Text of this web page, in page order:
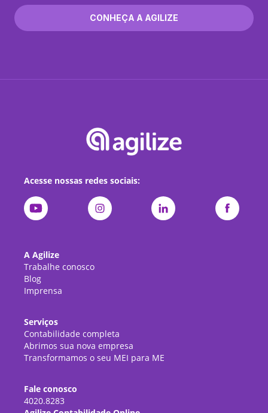
CONHEÇA A AGILIZE
Acesse nossas redes sociais:
A Agilize
Trabalhe conosco
Blog
Imprensa
Serviços
Contabilidade completa
Abrimos sua nova empresa
Transformamos o seu MEI para ME
Fale conosco
4020.8283